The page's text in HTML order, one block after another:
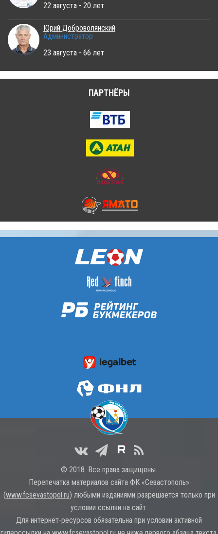
22 августа - 20 лет
Юрий Доброволянский
Администратор
23 августа - 66 лет
ПАРТНЁРЫ
© 2018. Все права защищены.
Перепечатка материалов сайта ФК «Севастополь»
(www.fcsevastopol.ru) любыми изданиями разрешается только при
условии ссылки на сайт.
Для интернет-ресурсов обязательна при условии активной